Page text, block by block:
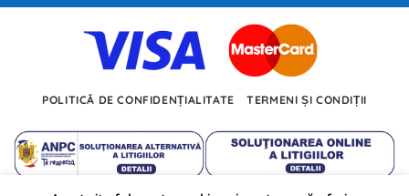
dezvoltarea
tehnologii.
POLITICĂ DE CONFIDENȚIALITATE TERMENI ȘI CONDIȚII